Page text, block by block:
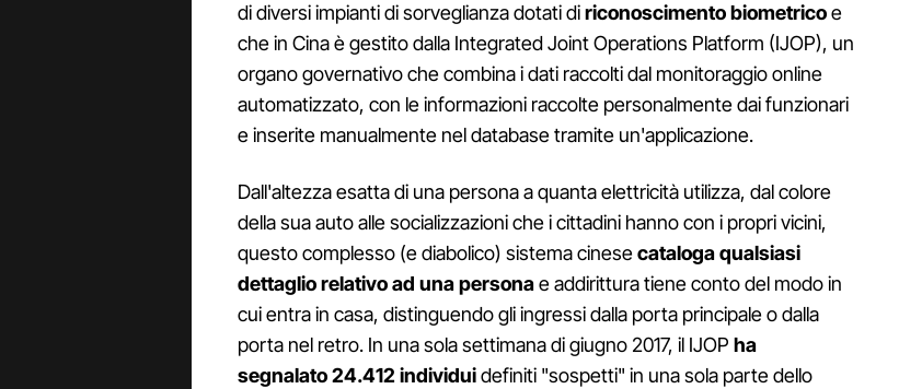
di diversi impianti di sorveglianza dotati diriconoscimento biometricoe
che in Cina è gestito dalla Integrated Joint Operations Platform (IJOP), un
organo governativo che combina i dati raccolti dal monitoraggio online
automatizzato, con le informazioni raccolte personalmente dai funzionari
e inserite manualmente nel database tramite un'applicazione.
Dall'altezza esatta di una persona a quanta elettricità utilizza, dal colore
della sua auto alle socializzazioni che i cittadini hanno con i propri vicini,
questo complesso (e diabolico) sistema cinesecataloga qualsiasi
dettaglio relativo ad una personae addirittura tiene conto del modo in
cui entra in casa, distinguendo gli ingressi dalla porta principale o dalla
porta nel retro. In una sola settimana di giugno 2017, il IJOP ha
segnalato 24.412 individuidefiniti "sospetti" in una sola parte dello